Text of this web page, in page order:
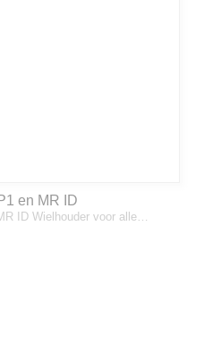
en MR ID
ID Wielhouder voor alle…